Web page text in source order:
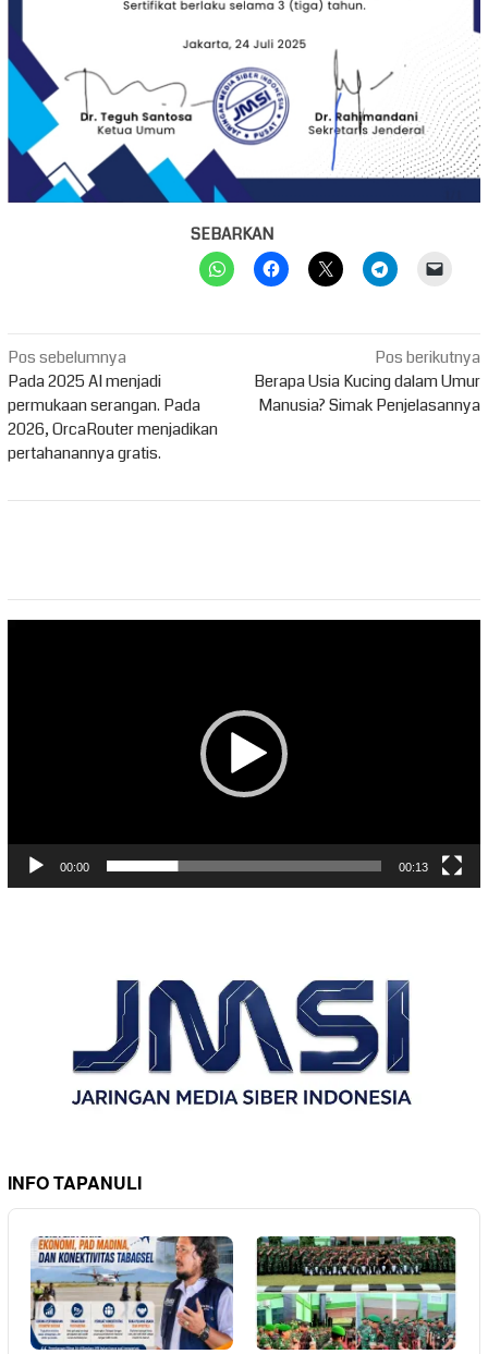
SEBARKAN
Navigasi
pos
Pos sebelumnya
Pada 2025 AI menjadi
permukaan serangan. Pada
2026, OrcaRouter menjadikan
pertahanannya gratis.
Pos berikutnya
Berapa Usia Kucing dalam Umur
Manusia? Simak Penjelasannya
00:00 00:13
INFO TAPANULI